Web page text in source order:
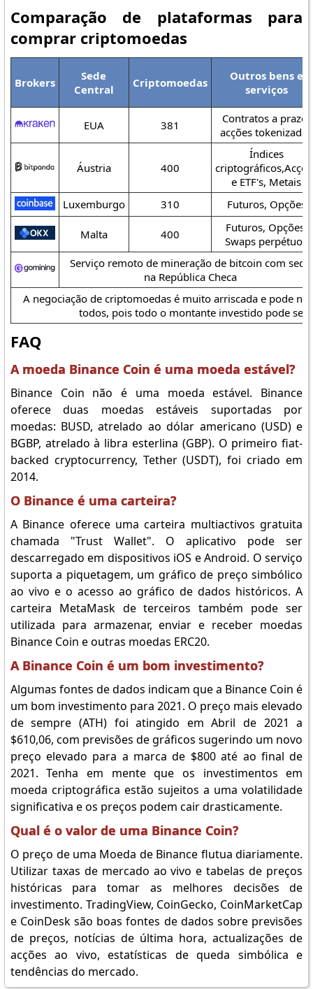
Comparação de plataformas para
comprar criptomoedas
Brokers
Sede
Central
Criptomoedas
Outros bens e
serviços
EUA 381
Contratos a prazo,
acções tokenizadas
Áustria 400
Índices
e ETF's, Metais
Luxemburgo
310 Futuros, Opções
Malta 400
Futuros, Opções,
Swaps perpétuos
Serviço remoto de mineração de bitcoin com sede
na República Checa
A negociação de criptomoedas é muito arriscada e pode
todos, pois todo o montante investido pode ser
FAQ
A moeda Binance Coin é uma moeda estável?
Binance Coin não é uma moeda estável. Binance
oferece duas moedas estáveis suportadas por
moedas: BUSD, atrelado ao dólar americano (USD) e
BGBP, atrelado à libra esterlina (GBP). O primeiro fiat-
backed cryptocurrency, Tether (USDT), foi criado em
2014.
O Binance é uma carteira?
A Binance oferece uma carteira multiactivos gratuita
chamada "Trust Wallet". O aplicativo pode ser
descarregado em dispositivos iOS e Android. O serviço
suporta a piquetagem, um gráfico de preço simbólico
ao vivo e o acesso ao gráfico de dados históricos. A
carteira MetaMask de terceiros também pode ser
utilizada para armazenar, enviar e receber moedas
Binance Coin e outras moedas ERC20.
A Binance Coin é um bom investimento?
Algumas fontes de dados indicam que a Binance Coin é
um bom investimento para 2021. O preço mais elevado
de sempre (ATH) foi atingido em Abril de 2021 a
$610,06, com previsões de gráficos sugerindo um novo
preço elevado para a marca de $800 até ao final de
2021. Tenha em mente que os investimentos em
moeda criptográfica estão sujeitos a uma volatilidade
significativa e os preços podem cair drasticamente.
Qual é o valor de uma Binance Coin?
O preço de uma Moeda de Binance flutua diariamente.
Utilizar taxas de mercado ao vivo e tabelas de preços
históricas para tomar as melhores decisões de
investimento. TradingView, CoinGecko, CoinMarketCap
e CoinDesk são boas fontes de dados sobre previsões
de preços, notícias de última hora, actualizações de
acções ao vivo, estatísticas de queda simbólica e
tendências do mercado.